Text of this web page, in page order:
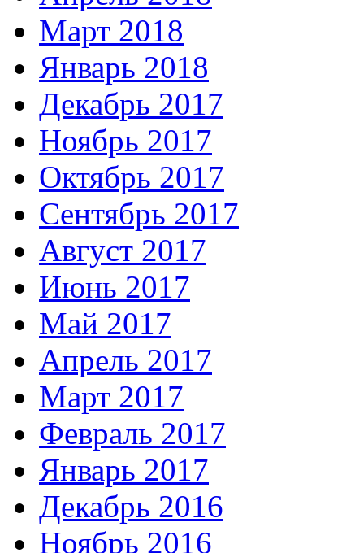
Март 2018
Январь 2018
Декабрь 2017
Ноябрь 2017
Октябрь 2017
Сентябрь 2017
Август 2017
Июнь 2017
Май 2017
Апрель 2017
Март 2017
Февраль 2017
Январь 2017
Декабрь 2016
Ноябрь 2016